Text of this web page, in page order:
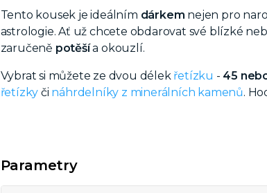
Tento kousek je ideálním dárkem nejen pro
astrologie. Ať už chcete obdarovat své blízké
zaručeně potěšía okouzlí.
Vybrat si můžete ze dvou délek řetízku - 45
řetízky či náhrdelníky z minerálních kamenů.
Parametry